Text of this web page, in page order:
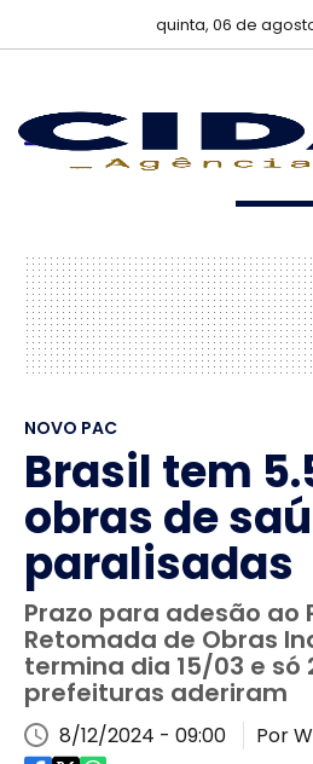
quinta, 06 de
NOVO PAC
Brasil tem
obras de
paralisadas
Prazo para adesão ao
Retomada de Obras
termina dia 15/03 e só
prefeituras aderiram
8/12/2024 - 09:00 Por